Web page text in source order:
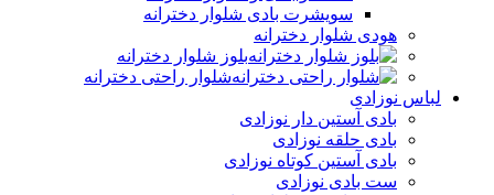
سویشرت بادی شلوار دخترانه
هودی شلوار دخترانه
بلوز شلوار دخترانه
شلوار راحتی دخترانه
لباس نوزادی
بادی آستین دار نوزادی
بادی حلقه نوزادی
بادی آستین کوتاه نوزادی
ست بادی نوزادی